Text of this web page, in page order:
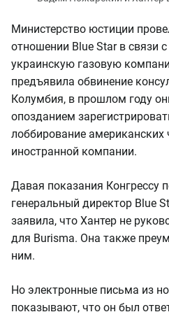
Министерство юстиции
отношении Blue Star в связи
украинскую газовую
предъявила обвинение
Колумбия, в прошлом году
опозданием
лоббирование американских
иностранной компании.
Давая показания Конгрессу
генеральный директор Blue
заявила, что Хантер не
для Burisma. Она также
ним.
Но электронные письма из
показывают, что он был